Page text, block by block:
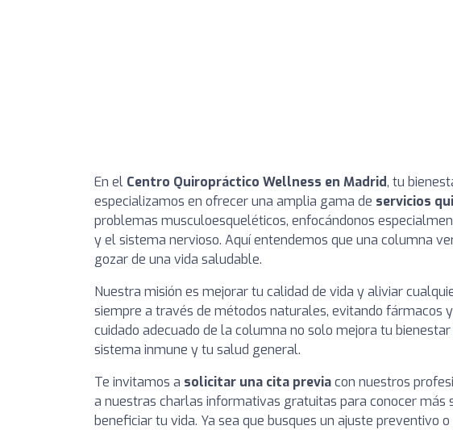
En el Centro Quiropráctico Wellness en Madrid, tu
especializamos en ofrecer una amplia gama de servicios
problemas musculoesqueléticos, enfocándonos
y el sistema nervioso. Aquí entendemos que una columna
gozar de una vida saludable.
Nuestra misión es mejorar tu calidad de vida y aliviar
siempre a través de métodos naturales, evitando fármacos
cuidado adecuado de la columna no solo mejora tu
sistema inmune y tu salud general.
Te invitamos a solicitar una cita previacon nuestros
a nuestras charlas informativas gratuitas para conocer más
beneficiar tu vida. Ya sea que busques un ajuste preventivo